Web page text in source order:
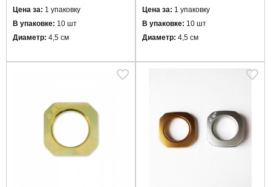
Цена за: 1 упаковку
В упаковке: 10 шт
Диаметр: 4,5 см
Цена за: 1 упаковку
В упаковке: 10 шт
Диаметр: 4,5 см